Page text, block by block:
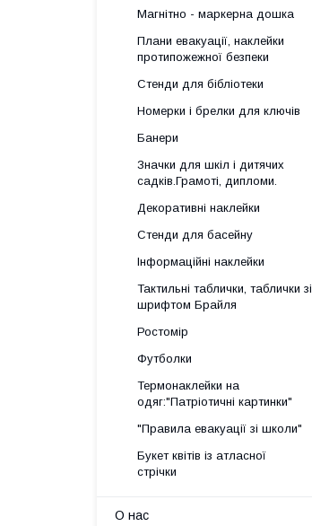
Магнітно - маркерна дошка
Плани евакуації, наклейки
протипожежної безпеки
Стенди для бібліотеки
Номерки і брелки для ключів
Банери
Значки для шкіл і дитячих
садків.Грамоті, дипломи.
Декоративні наклейки
Стенди для басейну
Інформаційні наклейки
Тактильні таблички, таблички зі
шрифтом Брайля
Ростомір
Футболки
Термонаклейки на
одяг:"Патріотичні картинки"
"Правила евакуації зі школи"
Букет квітів із атласної
стрічки
О нас